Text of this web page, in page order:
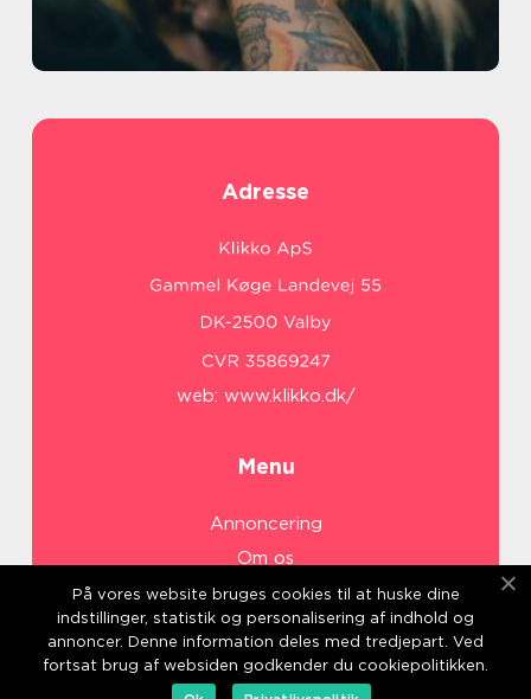
Adresse
web: www.klikko.dk/
Menu
Annoncering
Om os
Cookies
Kontakt os
Sitemap
På vores website bruges cookies til at huske dine
indstillinger, statistik og personalisering af indhold og
annoncer. Denne information deles med tredjepart. Ved
fortsat brug af websiden godkender du cookiepolitikken.